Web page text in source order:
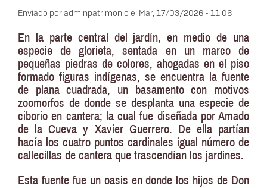
Enviado poradminpatrimonio el Mar, 17/03/2026 - 11:06
En la parte central del jardín, en medio de una
especie de glorieta, sentada en un marco de
pequeñas piedras de colores, ahogadas en el piso
formado figuras indígenas, se encuentra la fuente
de plana cuadrada, un basamento con motivos
zoomorfos de donde se desplanta una especie de
ciborio en cantera; la cual fue diseñada por Amado
de la Cueva y Xavier Guerrero. De ella partían
hacía los cuatro puntos cardinales igual número de
callecillas de cantera que trascendían los jardines.
Esta fuente fue un oasis en donde los hijos de Don